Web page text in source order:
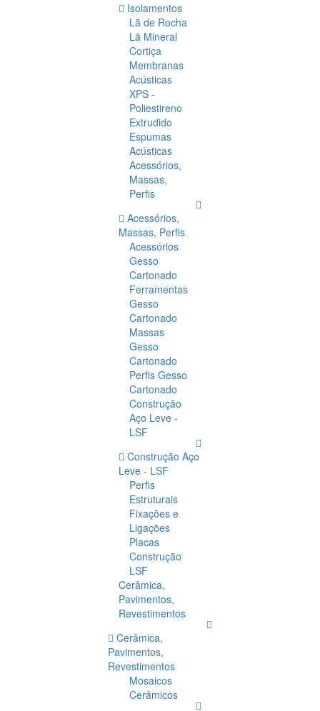
Isolamentos
Lã de Rocha
Lã Mineral
Cortiça
Membranas
Acústicas
XPS -
Poliestireno
Extrudido
Espumas
Acústicas
Acessórios,
Massas,
Perfis
Acessórios,
Massas, Perfis
Acessórios
Gesso
Cartonado
Ferramentas
Gesso
Cartonado
Massas
Gesso
Cartonado
Perfis Gesso
Cartonado
Construção
Aço Leve -
LSF
Construção Aço
Leve - LSF
Perfis
Estruturais
Fixações e
Ligações
Placas
Construção
LSF
Cerâmica,
Pavimentos,
Revestimentos
Cerâmica,
Pavimentos,
Revestimentos
Mosaicos
Cerâmicos